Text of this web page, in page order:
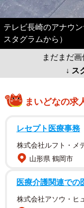
テレビ長崎のアナウ
スタグラムから）
まだまだ画
↓ ス
まいどなの求
レセプト医療事務
株式会社ルフト・メ
山形県 鶴岡市
医療介護関連での
株式会社アソウ・ヒ